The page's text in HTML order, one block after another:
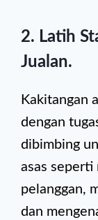
2. Latih
Jualan.
Kakitangan
dengan
dibimbing
asas seperti
pelanggan,
dan